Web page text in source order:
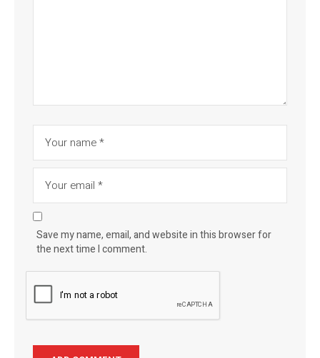
Save my name, email, and website in this browser for
the next time I comment.